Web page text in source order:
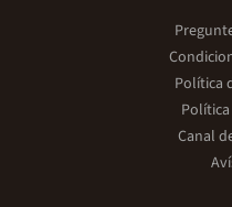
Política
Canal